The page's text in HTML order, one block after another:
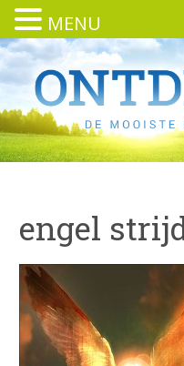
engel
MENU